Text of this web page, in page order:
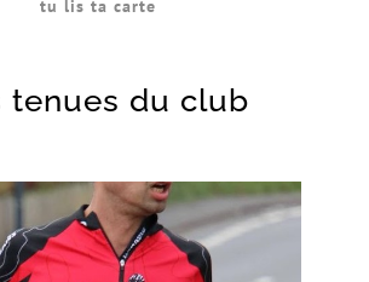
tu lis ta carte
tenues du club